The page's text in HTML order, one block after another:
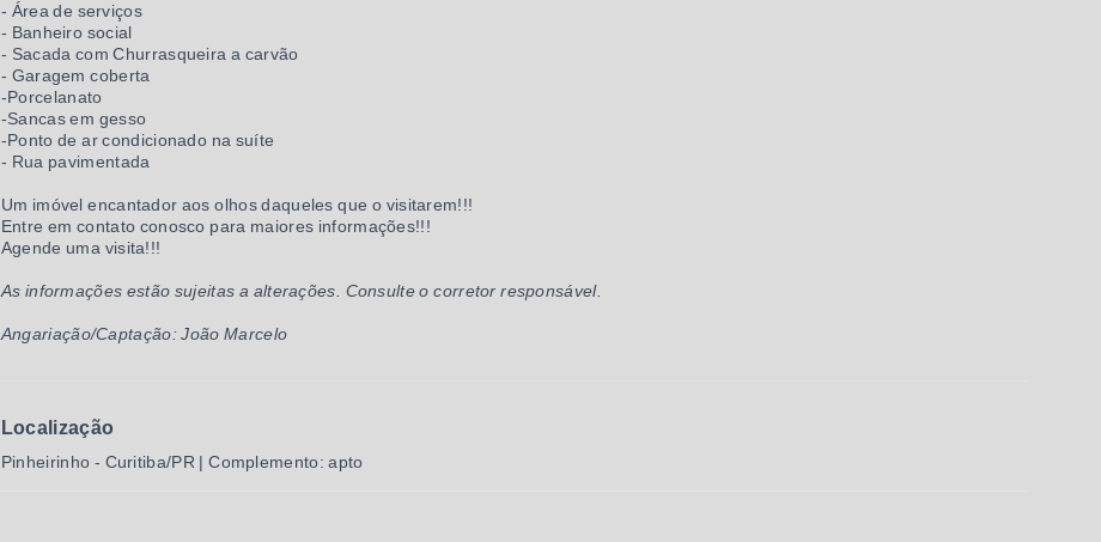
- Área de serviços
- Banheiro social
- Sacada com Churrasqueira a carvão
- Garagem coberta
-Porcelanato
-Sancas em gesso
-Ponto de ar condicionado na suíte
- Rua pavimentada
Um imóvel encantador aos olhos daqueles que o visitarem!!!
Entre em contato conosco para maiores informações!!!
Agende uma visita!!!
As informações estão sujeitas a alterações. Consulte o corretor responsável.
Angariação/Captação: João Marcelo
Localização
Pinheirinho - Curitiba/PR | Complemento: apto